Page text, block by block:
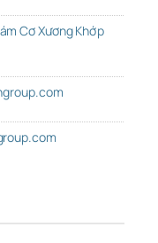
Cơ Xương Khớp